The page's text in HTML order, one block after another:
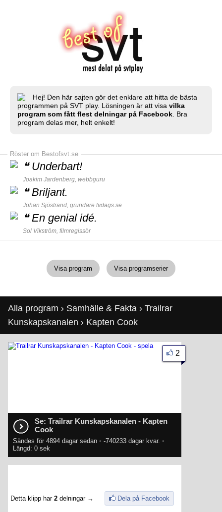
Hej! Den här sajten gör det enklare att hitta de bästa
programmen på SVT play. Lösningen är att visa vilka
program som fått flest delningar på Facebook . Bra
program delas mer, helt enkelt!
Röster om Bestofsvt.se
❝ Underbart!
Joakim Jardenberg, webbguru
❝Briljant.
Johan Sjöstrand, grundare tvdags.se
❝En genial idé.
Sol Vikström, filmregissör
Visa program Visa programserier
Alla program › Samhälle & Fakta › Trailrar
Kunskapskanalen › Kapten Cook
Se: Trailrar Kunskapskanalen - Kapten
Cook
Sändes för 4894 dagar sedan • -740233 dagar kvar. •
Längd: 0 sek
2
Detta klipp har 2 delningar → Dela på Facebook